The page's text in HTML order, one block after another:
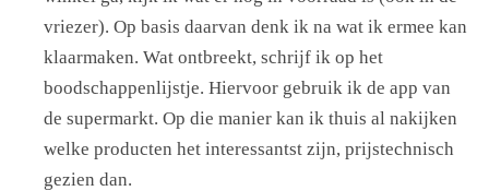
vriezer). Op basis daarvan denk ik na wat ik ermee kan
klaarmaken. Wat ontbreekt, schrijf ik op het
boodschappenlijstje. Hiervoor gebruik ik de app van
de supermarkt. Op die manier kan ik thuis al nakijken
welke producten het interessantst zijn, prijstechnisch
gezien dan.